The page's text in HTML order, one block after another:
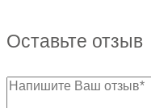
Оставьте отзыв